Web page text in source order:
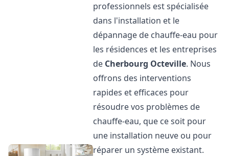
professionnels est spécialisée
dans l'installation et le
dépannage de chauffe-eau pour
les résidences et les entreprises
de Cherbourg Octeville. Nous
offrons des interventions
rapides et efficaces pour
résoudre vos problèmes de
chauffe-eau, que ce soit pour
une installation neuve ou pour
réparer un système existant.